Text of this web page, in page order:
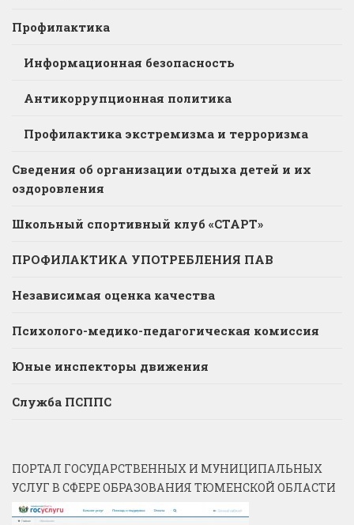
Профилактика
Информационная безопасность
Антикоррупционная политика
Профилактика экстремизма и терроризма
Сведения об организации отдыха детей и их
оздоровления
Школьный спортивный клуб «СТАРТ»
ПРОФИЛАКТИКА УПОТРЕБЛЕНИЯ ПАВ
Независимая оценка качества
Психолого-медико-педагогическая комиссия
Юные инспекторы движения
Служба ПСППС
ПОРТАЛ ГОСУДАРСТВЕННЫХ И МУНИЦИПАЛЬНЫХ
УСЛУГ В СФЕРЕ ОБРАЗОВАНИЯ ТЮМЕНСКОЙ ОБЛАСТИ